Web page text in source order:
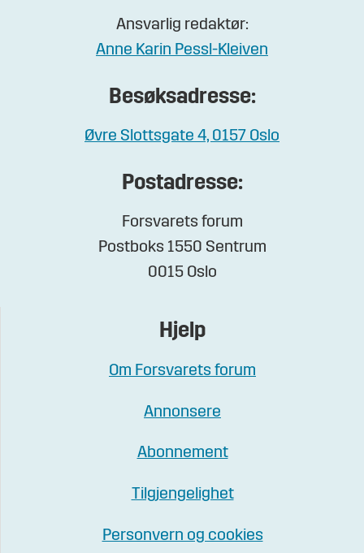
Ansvarlig redaktør:
Anne Karin Pessl-Kleiven
Besøksadresse:
Øvre Slottsgate 4, 0157 Oslo
Postadresse:
Forsvarets forum
Postboks 1550 Sentrum
0015 Oslo
Hjelp
Om Forsvarets forum
Annonsere
Abonnement
Tilgjengelighet
Personvern og cookies